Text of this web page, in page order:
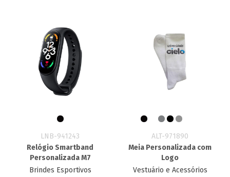
LNB-941243
Relógio Smartband
Personalizada M7
Brindes Esportivos
ALT-971890
Meia Personalizada com
Logo
Vestuário e Acessórios